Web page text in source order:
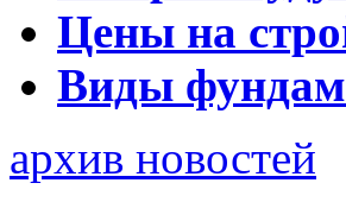
Цены на
Виды
архив новостей